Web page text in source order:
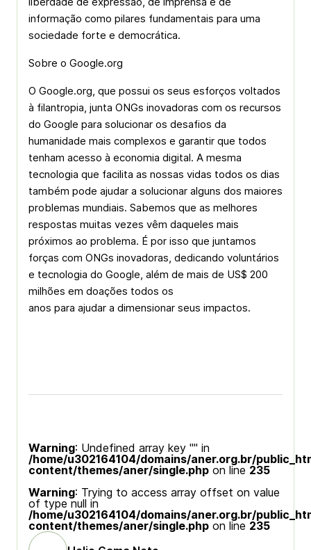
informação como pilares fundamentais para uma
sociedade forte e democrática.
Sobre o Google.org
O Google.org, que possui os seus esforços voltados
à filantropia, junta ONGs inovadoras com os recursos
do Google para solucionar os desafios da
humanidade mais complexos e garantir que todos
tenham acesso à economia digital. A mesma
tecnologia que facilita as nossas vidas todos os dias
também pode ajudar a solucionar alguns dos maiores
problemas mundiais. Sabemos que as melhores
respostas muitas vezes vêm daqueles mais
próximos ao problema. É por isso que juntamos
forças com ONGs inovadoras, dedicando voluntários
e tecnologia do Google, além de mais de US$ 200
milhões em doações todos os
anos para ajudar a dimensionar seus impactos.
Warning: Undefined array key "" in
/home/u302164104/domains/aner.org.br/
content/themes/aner/single.php on line 235
Warning: Trying to access array offset on value
of type null in
/home/u302164104/domains/aner.org.br/
content/themes/aner/single.php on line 235